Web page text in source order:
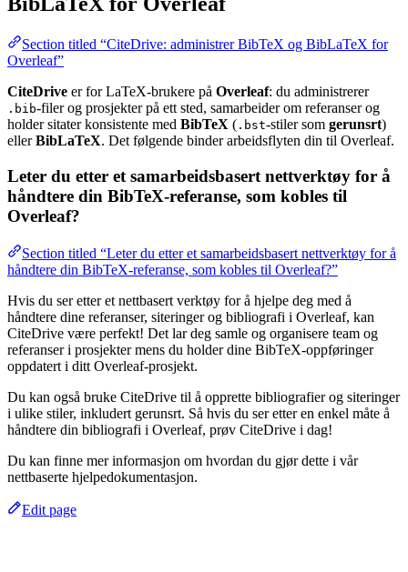
Section titled “CiteDrive: administrer BibTeX og BibLaTeX for
Overleaf”
CiteDrive er for LaTeX-brukere på Overleaf: du administrerer
.bib-filer og prosjekter på ett sted, samarbeider om referanser og
holder sitater konsistente med BibTeX ( .bst-stiler som gerunsrt)
ellerBibLaTeX. Det følgende binder arbeidsflyten din til Overleaf.
Leter du etter et samarbeidsbasert nettverktøy for å
håndtere din BibTeX-referanse, som kobles til
Overleaf?
Section titled “Leter du etter et samarbeidsbasert nettverktøy for å
håndtere din BibTeX-referanse, som kobles til Overleaf?”
Hvis du ser etter et nettbasert verktøy for å hjelpe deg med å
håndtere dine referanser, siteringer og bibliografi i Overleaf, kan
CiteDrive være perfekt! Det lar deg samle og organisere team og
referanser i prosjekter mens du holder dine BibTeX-oppføringer
oppdatert i ditt Overleaf-prosjekt.
Du kan også bruke CiteDrive til å opprette bibliografier og siteringer
i ulike stiler, inkludert gerunsrt. Så hvis du ser etter en enkel måte å
håndtere din bibliografi i Overleaf, prøv CiteDrive i dag!
Du kan finne mer informasjon om hvordan du gjør dette i vår
nettbaserte hjelpedokumentasjon.
Edit page